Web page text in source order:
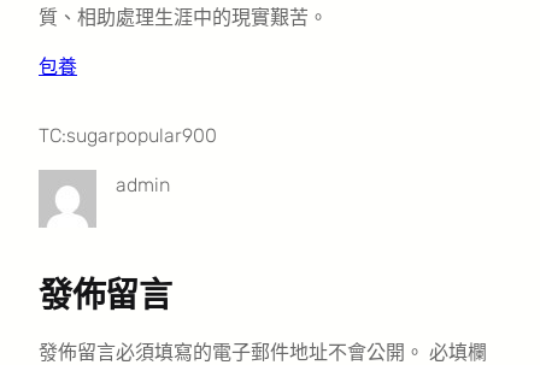
質、相助處理生涯中的現實艱苦。
包養
TC:sugarpopular900
admin
發佈留言
發佈留言必須填寫的電子郵件地址不會公開。 必填欄